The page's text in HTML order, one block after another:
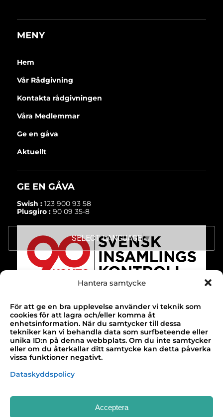
Hantera samtycke
För att ge en bra upplevelse använder vi teknik som
cookies för att lagra och/eller komma åt
enhetsinformation. När du samtycker till dessa
tekniker kan vi behandla data som surfbeteende eller
unika ID:n på denna webbplats. Om du inte samtycker
eller om du återkallar ditt samtycke kan detta påverka
vissa funktioner negativt.
Dataskyddspolicy
Acceptera
MENY
Hem
Vår Rådgivning
Kontakta rådgivningen
Våra Medlemmar
Ge en gåva
Aktuellt
GE EN GÅVA
Swish :123 900 93 58
Plusgiro :90 09 35-8
TACK!
Till alla våra bidragsgivare som gör vårt
arbete möjligt!
SELECT LANGUAGE▼
Design & webbutveckling av